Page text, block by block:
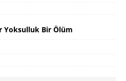
Yoksulluk Bir Ölüm